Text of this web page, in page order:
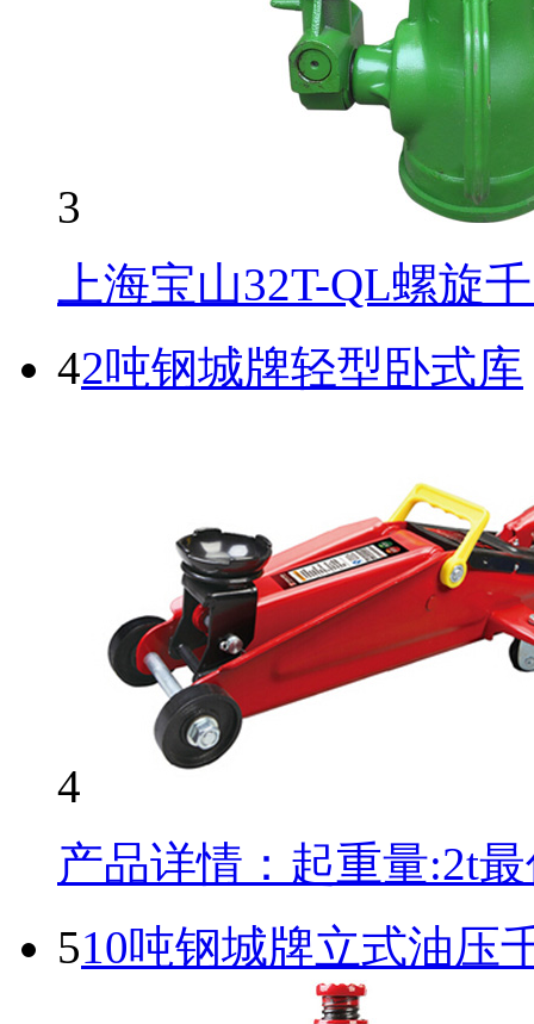
3
上海宝山32T-QL螺旋
42吨钢城牌轻型卧式库
4
产品详情：起重量:2t
510吨钢城牌立式油压